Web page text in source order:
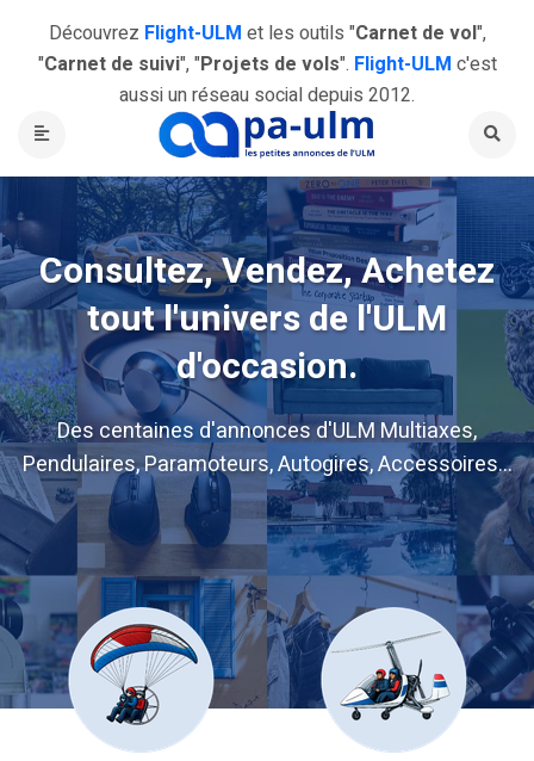
Découvrez Flight-ULM et les outils "Carnet de vol",
"Carnet de suivi", "Projets de vols". Flight-ULM c'est
aussi un réseau social depuis 2012.
Consultez, Vendez, Achetez
tout l'univers de l'ULM
d'occasion.
Des centaines d'annonces d'ULM Multiaxes,
Pendulaires, Paramoteurs, Autogires, Accessoires...